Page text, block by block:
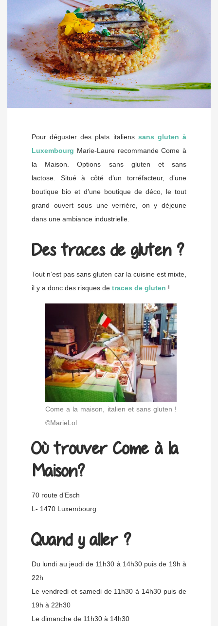
Pour déguster des plats italiens sans gluten à
Luxembourg Marie-Laure recommande Come à
la Maison. Options sans gluten et sans
lactose.
Situé à côté d’un torréfacteur, d’une
boutique bio et d’une boutique de déco, le tout
grand ouvert sous une verrière, on y déjeune
dans une ambiance industrielle.
Des traces de gluten ?
Tout n’est pas sans gluten car la cuisine est mixte,
il y a donc des risques de traces de gluten !
Come a la maison, italien et sans gluten !
©MarieLol
Où trouver Come à la
Maison?
70 route d’Esch
L- 1470 Luxembourg
Quand y aller ?
Du lundi au jeudi de 11h30 à 14h30 puis de 19h à
22h
Le vendredi et samedi de 11h30 à 14h30 puis de
19h à 22h30
Le dimanche de 11h30 à 14h30